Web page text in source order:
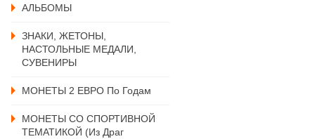
АЛЬБОМЫ
ЗНАКИ, ЖЕТОНЫ,
НАСТОЛЬНЫЕ МЕДАЛИ,
СУВЕНИРЫ
МОНЕТЫ 2 ЕВРО По Годам
МОНЕТЫ СО СПОРТИВНОЙ
ТЕМАТИКОЙ (из Драг